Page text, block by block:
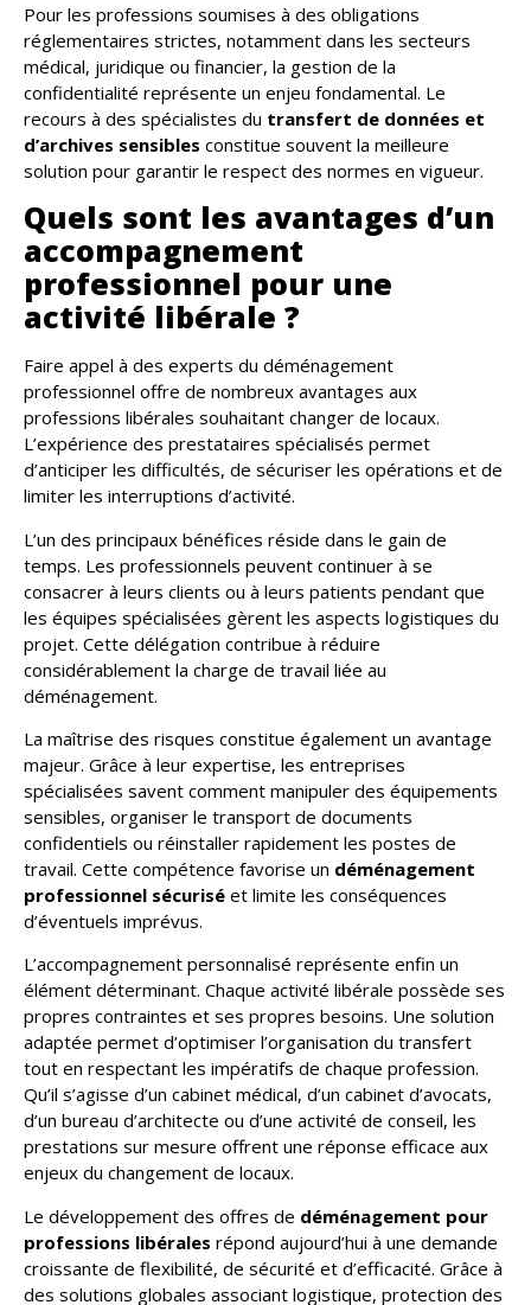
Pour les professions soumises à des obligations
réglementaires strictes, notamment dans les secteurs
médical, juridique ou financier, la gestion de la
confidentialité représente un enjeu fondamental. Le
recours à des spécialistes du transfert de données et
d’archives sensibles constitue souvent la meilleure
solution pour garantir le respect des normes en vigueur.
Quels sont les avantages d’un
accompagnement
professionnel pour une
activité libérale ?
Faire appel à des experts du déménagement
professionnel offre de nombreux avantages aux
professions libérales souhaitant changer de locaux.
L’expérience des prestataires spécialisés permet
d’anticiper les difficultés, de sécuriser les opérations et de
limiter les interruptions d’activité.
L’un des principaux bénéfices réside dans le gain de
temps. Les professionnels peuvent continuer à se
consacrer à leurs clients ou à leurs patients pendant que
les équipes spécialisées gèrent les aspects logistiques du
projet. Cette délégation contribue à réduire
considérablement la charge de travail liée au
déménagement.
La maîtrise des risques constitue également un avantage
majeur. Grâce à leur expertise, les entreprises
spécialisées savent comment manipuler des équipements
sensibles, organiser le transport de documents
confidentiels ou réinstaller rapidement les postes de
travail. Cette compétence favorise un déménagement
professionnel sécurisé et limite les conséquences
d’éventuels imprévus.
L’accompagnement personnalisé représente enfin un
élément déterminant. Chaque activité libérale possède ses
propres contraintes et ses propres besoins. Une solution
adaptée permet d’optimiser l’organisation du transfert
tout en respectant les impératifs de chaque profession.
Qu’il s’agisse d’un cabinet médical, d’un cabinet d’avocats,
d’un bureau d’architecte ou d’une activité de conseil, les
prestations sur mesure offrent une réponse efficace aux
enjeux du changement de locaux.
Le développement des offres de déménagement pour
professions libérales répond aujourd’hui à une demande
croissante de flexibilité, de sécurité et d’efficacité. Grâce à
des solutions globales associant logistique, protection des